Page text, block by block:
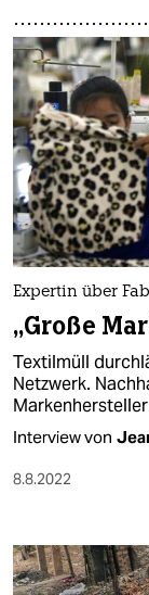
Expertin über
„Große
Textilmüll
Netzwerk.
Interview von
8.8.2022